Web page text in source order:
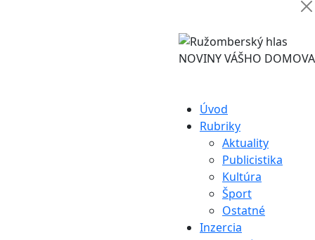
NOVINY VÁŠHO DOMOVA
Úvod
Rubriky
Aktuality
Publicistika
Kultúra
Šport
Ostatné
Inzercia